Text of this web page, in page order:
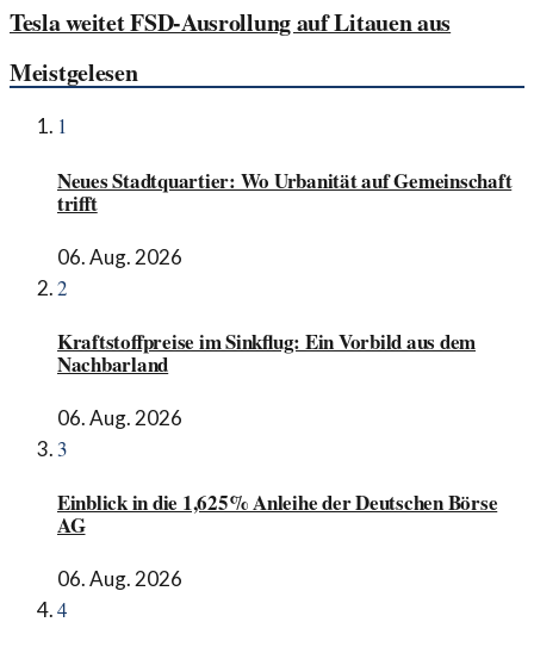
Tesla weitet FSD-Ausrollung auf Litauen aus
Meistgelesen
1
Neues Stadtquartier: Wo Urbanität auf Gemeinschaft
trifft
06. Aug. 2026
2
Kraftstoffpreise im Sinkflug: Ein Vorbild aus dem
Nachbarland
06. Aug. 2026
3
Einblick in die 1,625% Anleihe der Deutschen Börse
AG
06. Aug. 2026
4